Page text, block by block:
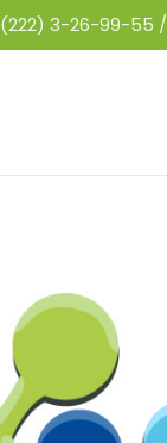
(222) 3-26-99-55 /